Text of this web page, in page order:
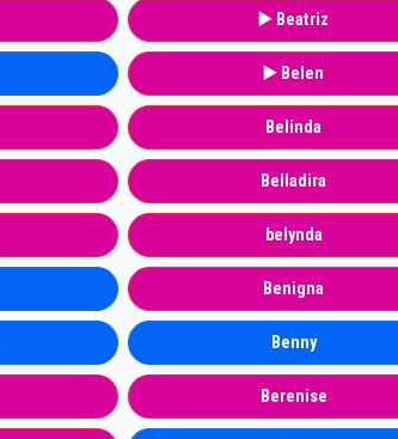
▶️ Beatriz
▶️ Belen
Belinda
Belladira
belynda
Benigna
Benny
Berenise